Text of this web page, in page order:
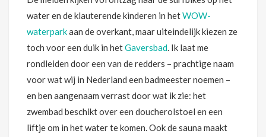
water en de klauterende kinderen in hetWOW-
waterparkaan de overkant, maar uiteindelijk kiezen ze
toch voor een duik in hetGaversbad. Ik laat me
rondleiden door een van de redders – prachtige naam
voor wat wij in Nederland een badmeester noemen –
en ben aangenaam verrast door wat ik zie: het
zwembad beschikt over een doucherolstoel en een
liftje om in het water te komen. Ook de sauna maakt